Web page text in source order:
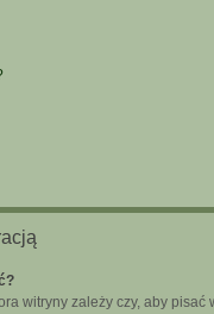
witryny zależy czy, aby